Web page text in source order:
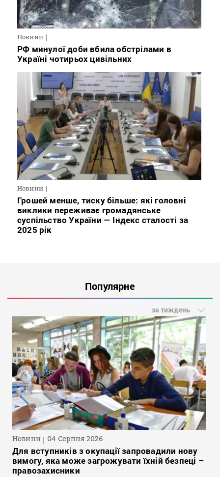
Новини
РФ минулої доби вбила обстрілами в
Україні чотирьох цивільних
Новини
Грошей менше, тиску більше: які головні
виклики переживає громадянське
суспільство України — Індекс сталості за
2025 рік
Популярне
за тиждень
Новини 04 Серпня 2026
Для вступників з окупації запровадили нову
вимогу, яка може загрожувати їхній безпеці –
правозахисники